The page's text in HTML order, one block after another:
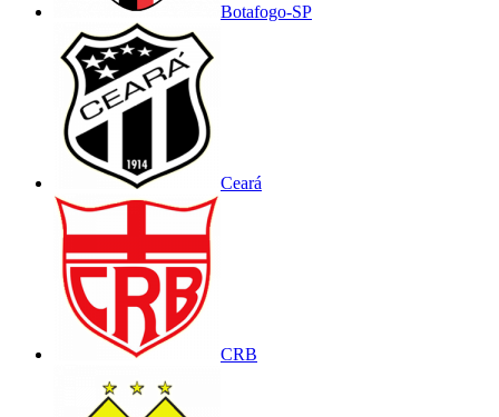
Botafogo-SP
Ceará
CRB